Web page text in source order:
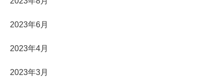
2023年6月
2023年4月
2023年3月